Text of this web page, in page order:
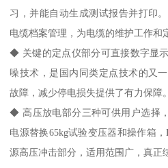
习，并能自动生成测试报告并打印
电缆档案管理，为电缆的维护工作和
◆ 关键的定点仪部分可直接数字显
噪技术，是国内同类定点技术的又
故障，减少停电损失提供了有力保障。
◆ 高压放电部分三种可供用户选择
电源替换65kg试验变压器和操作箱
源高压冲击部分，适用范围广，真正